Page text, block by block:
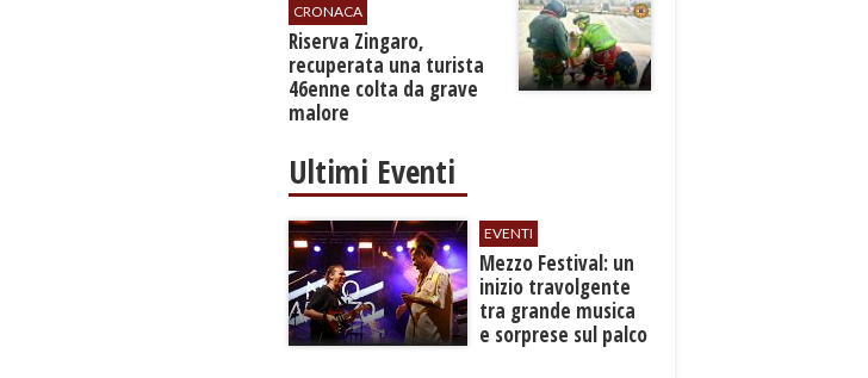
CRONACA
​Riserva Zingaro,
recuperata una turista
46enne colta da grave
malore
Ultimi Eventi
EVENTI
Mezzo Festival: un
inizio travolgente
tra grande musica
e sorprese sul palco